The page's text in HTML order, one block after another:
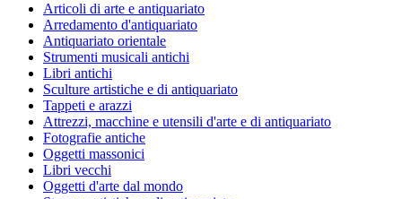
Articoli di arte e antiquariato
Arredamento d'antiquariato
Antiquariato orientale
Strumenti musicali antichi
Libri antichi
Sculture artistiche e di antiquariato
Tappeti e arazzi
Attrezzi, macchine e utensili d'arte e di antiquariato
Fotografie antiche
Oggetti massonici
Libri vecchi
Oggetti d'arte dal mondo